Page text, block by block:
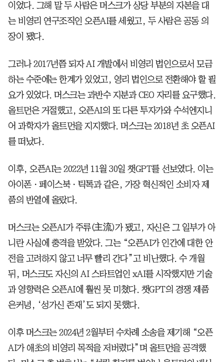
이었다. 그해 말 두 사람은 머스크가 상당 부분의 자본을 대
는 비영리 연구조직인 오픈AI를 세웠고, 두 사람은 공동 의
장이 됐다.
그러나 2017년쯤 되자 AI 개발에서 비영리 법인으로서 모금
하는 수준에는 한계가 있었고, 영리 법인으로 전환해야 할 필
요가 있었다. 머스크는 과반수 지분과 CEO 자리를 요구했다.
올트먼은 거절했고, 오픈AI의 또 다른 투자가와 수석엔지니
어 과학자가 올트먼을 지지했다. 머스크는 2018년 초 오픈AI
를 떠났다.
이후, 오픈AI는 2022년 11월 30일 챗GPT를 선보였다. 이는
아이폰ㆍ페이스북ㆍ틱톡과 같은, 가장 혁신적인 소비자 제
품의 반열에 올랐다.
머스크는 오픈AI가 주류(主流)가 됐고, 자신은 그 일부가 아
니란 사실에 충격을 받았다. 그는 “오픈AI가 인간에 대한 안
전을 고려하지 않고 너무 빨리 간다”고 비난했다. 수 개월
뒤, 머스크도 자신의 AI 스타트업인 xAI를 시작했지만 기술
과 영향력은 오픈AI에 훨씬 못 미쳤다. 챗GPT의 경쟁 제품
은커녕, ‘성가신 존재’도 되지 못했다.
이후 머스크는 2024년 2월부터 수차례 소송을 제기해 “오픈
AI가 애초의 비영리 목적을 저버렸다”며 올트먼을 공격했